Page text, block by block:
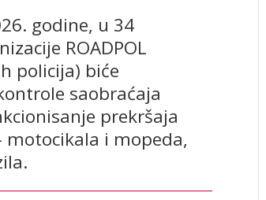
godine, u 34
ROADPOL
policija) biće
saobraćaja
prekršaja
motocikala i mopeda,